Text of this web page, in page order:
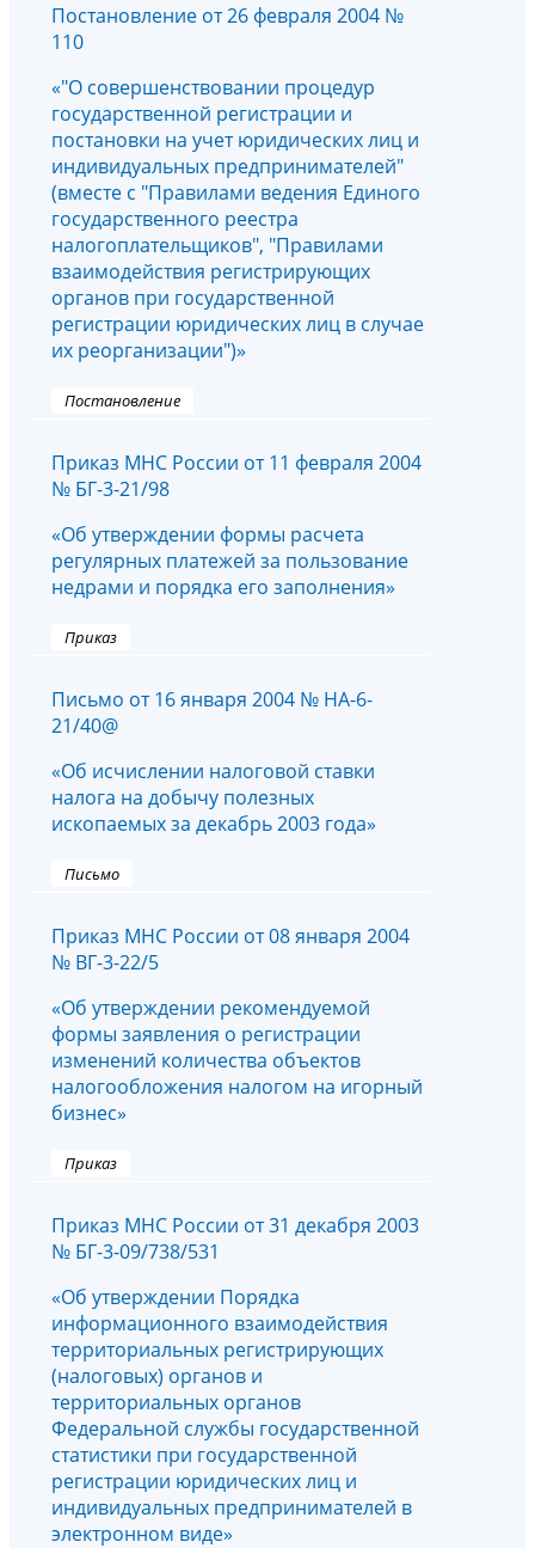
Постановление от 26 февраля 2004 №
110
«"О совершенствовании процедур
государственной регистрации и
постановки на учет юридических лиц и
индивидуальных предпринимателей"
(вместе с "Правилами ведения Единого
государственного реестра
налогоплательщиков", "Правилами
взаимодействия регистрирующих
органов при государственной
регистрации юридических лиц в случае
их реорганизации")»
Постановление
Приказ МНС России от 11 февраля 2004
№ БГ-3-21/98
«Об утверждении формы расчета
регулярных платежей за пользование
недрами и порядка его заполнения»
Приказ
Письмо от 16 января 2004 № НА-6-
21/40@
«Об исчислении налоговой ставки
налога на добычу полезных
ископаемых за декабрь 2003 года»
Письмо
Приказ МНС России от 08 января 2004
№ ВГ-3-22/5
«Об утверждении рекомендуемой
формы заявления о регистрации
изменений количества объектов
налогообложения налогом на игорный
бизнес»
Приказ
Приказ МНС России от 31 декабря 2003
№ БГ-3-09/738/531
«Об утверждении Порядка
информационного взаимодействия
территориальных регистрирующих
(налоговых) органов и
территориальных органов
Федеральной службы государственной
статистики при государственной
регистрации юридических лиц и
индивидуальных предпринимателей в
электронном виде»